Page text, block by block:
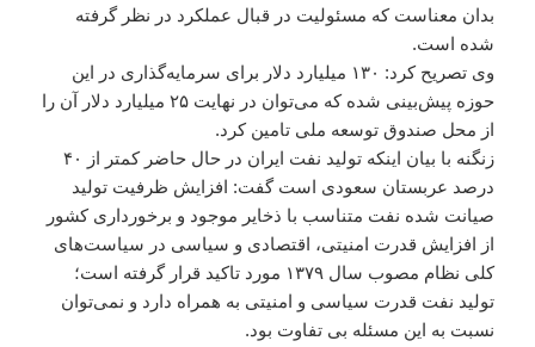
بدان معناست که مسئولیت در قبال عملکرد در نظر گرفته
شده است.
وی تصریح کرد: ۱۳۰ میلیارد دلار برای سرمایه‌گذاری در این
حوزه پیش‌بینی شده که می‌توان در نهایت ۲۵ میلیارد دلار آن را
از محل صندوق توسعه ملی تامین کرد.
زنگنه با بیان اینکه تولید نفت ایران در حال حاضر کمتر از ۴۰
درصد عربستان سعودی است گفت: افزایش ظرفیت تولید
صیانت شده نفت متناسب با ذخایر موجود و برخورداری کشور
از افزایش قدرت امنیتی، اقتصادی و سیاسی در سیاست‌های
کلی نظام مصوب سال ۱۳۷۹ مورد تاکید قرار گرفته است؛
تولید نفت قدرت سیاسی و امنیتی به همراه دارد و نمی‌توان
نسبت به این مسئله بی تفاوت بود.